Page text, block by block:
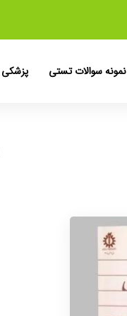
نمونه سوالات تستی پزشکی